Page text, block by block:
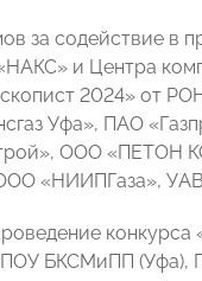
за содействие в
и Центра
2024» от
Уфа», ПАО
ООО
«НИИПГаза»,
БКСМиПП